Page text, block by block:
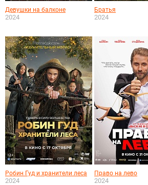
Девушки на балконе
2024
Братья
2024
Робин Гуд и хранители леса
2024
Право на лево
2024